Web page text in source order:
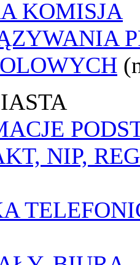
KOMISJA
NIP,